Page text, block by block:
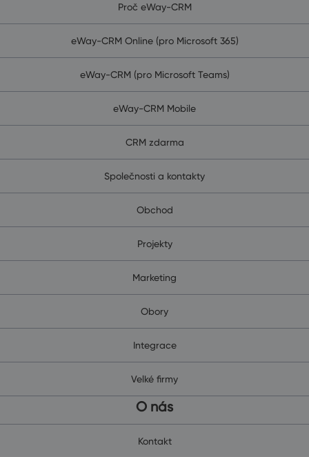
Proč eWay-CRM
eWay-CRM Online (pro Microsoft 365)
eWay-CRM (pro Microsoft Teams)
eWay-CRM Mobile
CRM zdarma
Společnosti a kontakty
Obchod
Projekty
Marketing
Obory
Integrace
Velké firmy
O nás
Kontakt